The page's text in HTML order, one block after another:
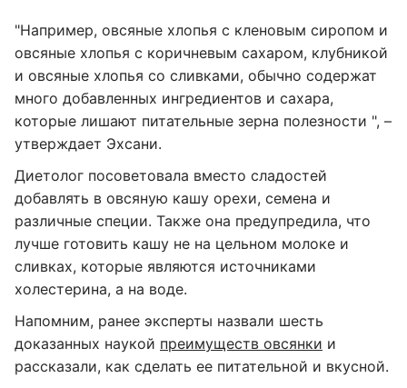
"Например, овсяные хлопья с кленовым сиропом и
овсяные хлопья с коричневым сахаром, клубникой
и овсяные хлопья со сливками, обычно содержат
много добавленных ингредиентов и сахара,
которые лишают питательные зерна полезности ", –
утверждает Эхсани.
Диетолог посоветовала вместо сладостей
добавлять в овсяную кашу орехи, семена и
различные специи. Также она предупредила, что
лучше готовить кашу не на цельном молоке и
сливках, которые являются источниками
холестерина, а на воде.
Напомним, ранее эксперты назвали шесть
доказанных наукой преимуществ овсянки и
рассказали, как сделать ее питательной и вкусной.